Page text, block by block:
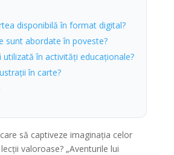
disponibilă în format digital?
sunt abordate în poveste?
utilizată în activități educaționale?
în carte?
să captiveze imaginația celor
valoroase? „Aventurile lui